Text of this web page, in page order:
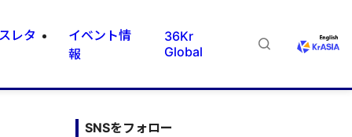
レタ
イベント情
報
36Kr
Global
SNSをフォロー